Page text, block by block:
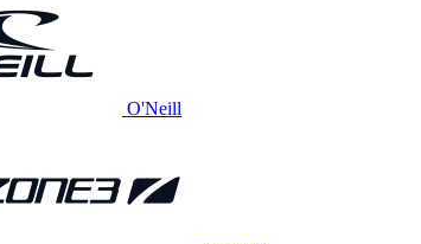
O'Neill